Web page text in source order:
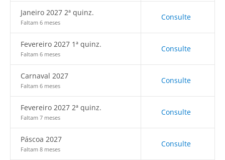
Janeiro 2027 2ª quinz.
Faltam 6 meses
Consulte
Fevereiro 2027 1ª quinz.
Faltam 6 meses
Consulte
Carnaval 2027
Faltam 6 meses
Consulte
Fevereiro 2027 2ª quinz.
Faltam 7 meses
Consulte
Páscoa 2027
Faltam 8 meses
Consulte